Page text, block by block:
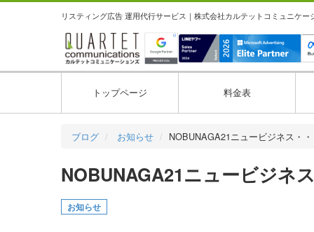
リスティング広告 運用代行サービス｜株式会社カルテットコミュニケ
トップページ 料金表
ブログ お知らせ NOBUNAGA21ニュービジネス・
NOBUNAGA21ニュービジネ
お知らせ